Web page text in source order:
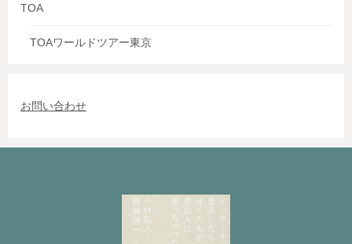
TOA
TOAワールドツアー東京
お問い合わせ